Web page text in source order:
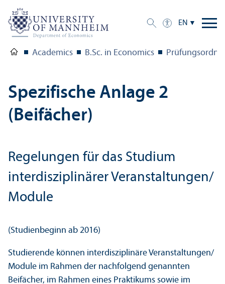
EN
Academics B.Sc. in Economics
Spezifische Anlage 2
(Beifächer)
Regelungen für das Studium
interdisziplinärer Veranstaltungen/
Module
(Studienbeginn ab 2016)
Studierende können interdisziplinäre Veranstaltungen/
Module im Rahmen der nachfolgend genannten
Beifächer, im Rahmen eines Praktikums sowie im